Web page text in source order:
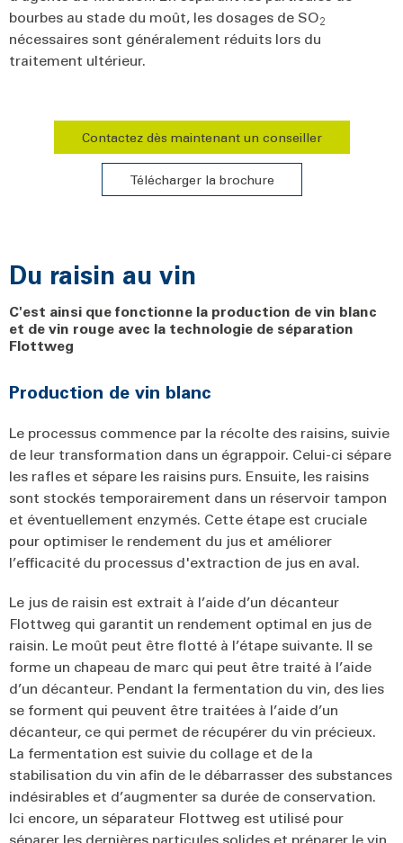
bourbes au stade du moût, les dosages de SO2
nécessaires sont généralement réduits lors du
traitement ultérieur.
Contactez dès maintenant un conseiller
Télécharger la brochure
Du raisin au vin
C'est ainsi que fonctionne la production de vin blanc
et de vin rouge avec la technologie de séparation
Flottweg
Production de vin blanc
Le processus commence par la récolte des raisins, suivie
de leur transformation dans un égrappoir. Celui-ci sépare
les rafles et sépare les raisins purs. Ensuite, les raisins
sont stockés temporairement dans un réservoir tampon
et éventuellement enzymés. Cette étape est cruciale
pour optimiser le rendement du jus et améliorer
l’efficacité du processus d'extraction de jus en aval.
Le jus de raisin est extrait à l’aide d’un décanteur
Flottweg qui garantit un rendement optimal en jus de
raisin. Le moût peut être flotté à l’étape suivante. Il se
forme un chapeau de marc qui peut être traité à l’aide
d’un décanteur. Pendant la fermentation du vin, des lies
se forment qui peuvent être traitées à l’aide d’un
décanteur, ce qui permet de récupérer du vin précieux.
La fermentation est suivie du collage et de la
stabilisation du vin afin de le débarrasser des substances
indésirables et d’augmenter sa durée de conservation.
Ici encore, un séparateur Flottweg est utilisé pour
séparer les dernières particules solides et préparer le vin